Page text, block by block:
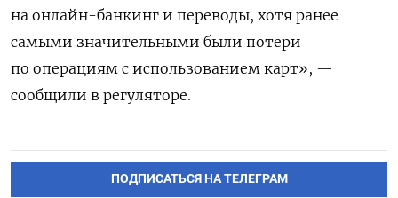
на онлайн-банкинг и переводы, хотя ранее
самыми значительными были потери
по операциям с использованием карт», —
сообщили в регуляторе.
ПОДПИСАТЬСЯ НА ТЕЛЕГРАМ